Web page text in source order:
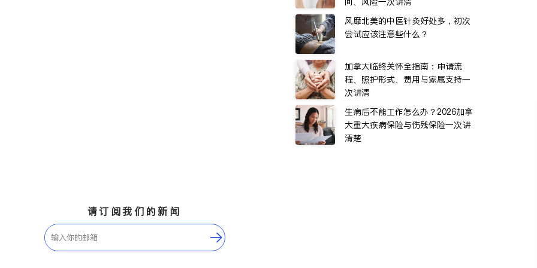
风靡北美的中医针灸好处多，初次
尝试应该注意些什么？
加拿大临终关怀全指南：申请流
程、照护形式、费用与家属支持一
次讲清
生病后不能工作怎么办？2026加拿
大重大疾病保险与伤残保险一次讲
清楚
请订阅我们的新闻